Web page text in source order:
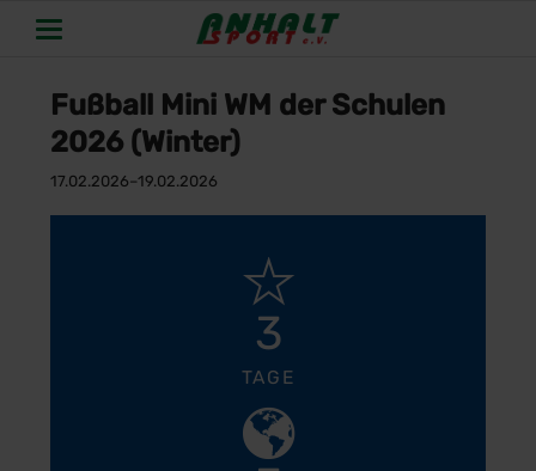
Fußball Mini WM der Schulen
2026 (Winter)
17.02.2026–19.02.2026
3
TAGE